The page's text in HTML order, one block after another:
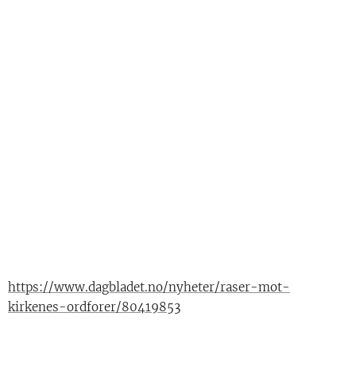
https://www.dagbladet.no/nyheter/raser-mot-
kirkenes-ordforer/80419853